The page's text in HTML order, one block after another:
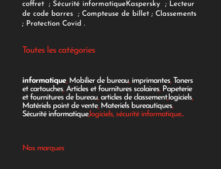
coffret ; Sécurité informatiqueKaspersky ; Lecteur
de code barres
; Compteuse de billet; Classements
; Protection Covid .
Toutes les catégories
informatique, Mobilier de bureau, imprimantes, Toners
et cartouches,Articles et fournitures scolaires, Papeterie
et fournitures de bureau,articles de classement,logiciels,
Matériels point de vente, Materiels bureautiques,
Sécurité informatique,logiciels, sécurité informatique...
Nos marques